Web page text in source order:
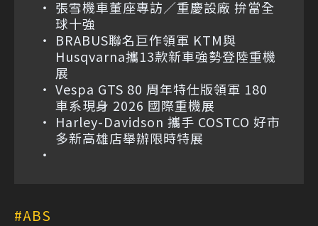
張雪機車董座專訪／重慶設廠 拚當全
球十強
BRABUS聯名巨作領軍 KTM與
Husqvarna攜13款新車強勢登陸重機
展
Vespa GTS 80 周年特仕版領軍 180
車系現身 2026 國際重機展
Harley-Davidson 攜手 COSTCO 好市
多新高雄店舉辦限時特展
ABS